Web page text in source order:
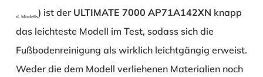
d. Modells) ist der ULTIMATE 7000 AP71A142XN knapp
das leichteste Modell im Test, sodass sich die
Fußbodenreinigung als wirklich leichtgängig erweist.
Weder die dem Modell verliehenen Materialien noch